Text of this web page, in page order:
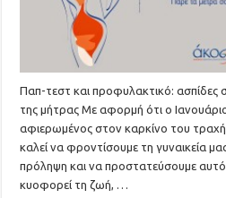
Παπ-τεστ και προφυλακτικό: ασπίδες
της μήτρας Με αφορμή ότι ο
αφιερωμένος στον καρκίνο του
καλεί να φροντίσουμε τη γυναικεία
πρόληψη και να προστατεύσουμε
κυοφορεί τη ζωή, …